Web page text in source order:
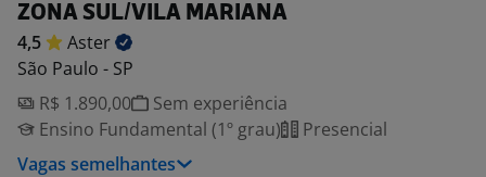
ZONA SUL/VILA MARIANA
4,5
Aster
São Paulo - SP
R$ 1.890,00
Sem experiência
Ensino Fundamental (1º grau)
Presencial
Vagas semelhantes